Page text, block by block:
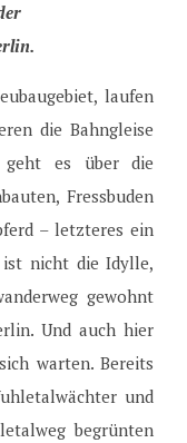
laufen
die Bahngleise
geht es über die
Fressbuden
– letzteres ein
nicht die Idylle,
gewohnt
Und auch hier
warten. Bereits
und
begrünten